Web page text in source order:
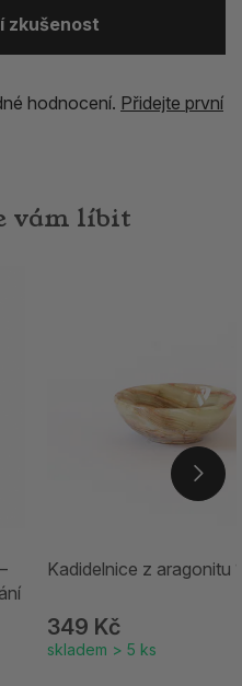
zkušenost
hodnocení. Přidejte první
vám líbit
Kadidelnice z aragonitu
349 Kč
skladem > 5 ks